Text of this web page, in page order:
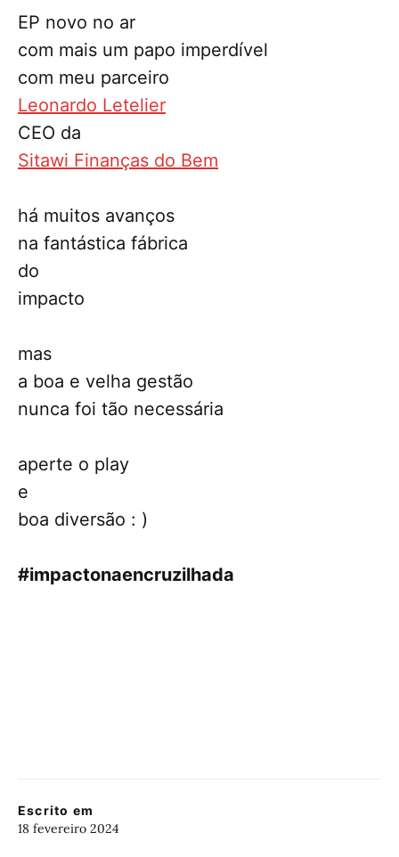
Escrito em
18 fevereiro 2024
EP novo no ar
com mais um papo imperdível
com meu parceiro
Leonardo Letelier
CEO da
Sitawi Finanças do Bem
há muitos avanços
na fantástica fábrica
do
impacto
mas
a boa e velha gestão
nunca foi tão necessária
aperte o play
e
boa diversão : )
#impactonaencruzilhada